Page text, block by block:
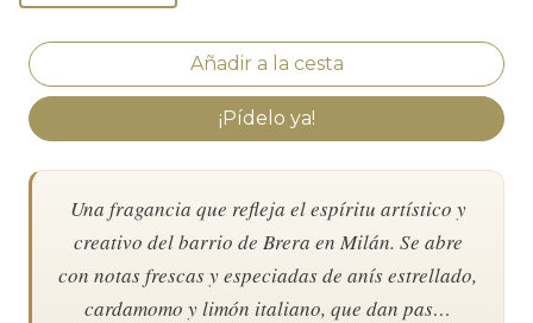
¡Pídelo ya!
Una fragancia que refleja el espíritu artístico y
creativo del barrio de Brera en Milán. Se abre
con notas frescas y especiadas de anís estrellado,
cardamomo y limón italiano, que dan pas…